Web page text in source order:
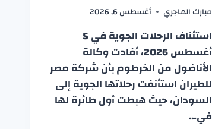
مبارك الهاجري أغسطس 6, 2026
استئناف الرحلات الجوية في 5
أغسطس 2026، أفادت وكالة
الأناضول من الخرطوم بأن شركة مصر
للطيران استأنفت رحلاتها الجوية إلى
السودان، حيث هبطت أول طائرة لها
في…